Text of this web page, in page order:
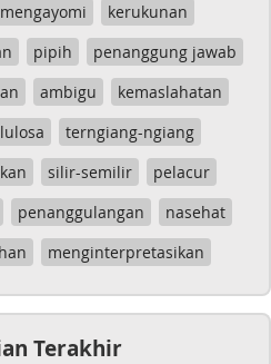
mengayomi
kerukunan
pipih
penanggung jawab
ambigu
kemaslahatan
terngiang-ngiang
silir-semilir
pelacur
penanggulangan
nasehat
menginterpretasikan
Terakhir